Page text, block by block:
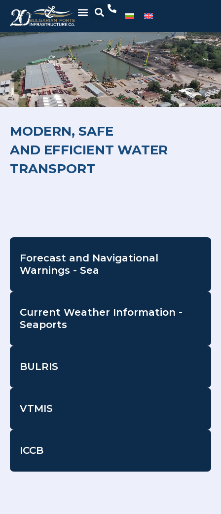
MODERN, SAFE
AND EFFICIENT WATER
TRANSPORT
Forecast and Navigational
Warnings - Sea
Current Weather Information -
Seaports
BULRIS
VTMIS
ICCB